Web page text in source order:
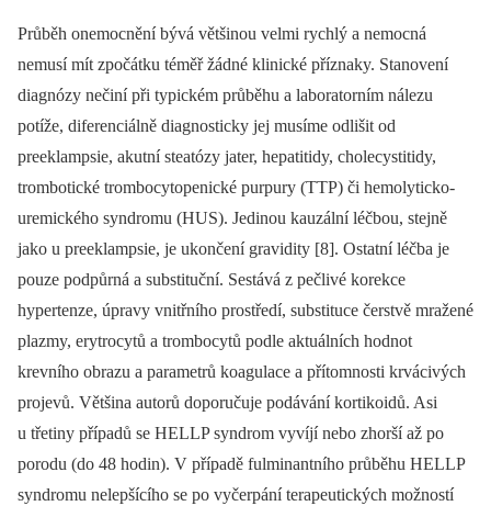
Průběh onemocnění bývá většinou velmi rychlý a nemocná
nemusí mít zpočátku téměř žádné klinické příznaky. Stanovení
diagnózy nečiní při typickém průběhu a laboratorním nálezu
potíže, diferenciálně diagnosticky jej musíme odlišit od
preeklampsie, akutní steatózy jater, hepatitidy, cholecystitidy,
trombotické trombocytopenické purpury (TTP) či hemolyticko-
uremického syndromu (HUS). Jedinou kauzální léčbou, stejně
jako u preeklampsie, je ukončení gravidity [8]. Ostatní léčba je
pouze podpůrná a substituční. Sestává z pečlivé korekce
hypertenze, úpravy vnitřního prostředí, substituce čerstvě mražené
plazmy, erytrocytů a trombocytů podle aktuálních hodnot
krevního obrazu a parametrů koagulace a přítomnosti krvácivých
projevů. Většina autorů doporučuje podávání kortikoidů. Asi
u třetiny případů se HELLP syndrom vyvíjí nebo zhorší až po
porodu (do 48 hodin). V případě fulminantního průběhu HELLP
syndromu nelepšícího se po vyčerpání terapeutických možností